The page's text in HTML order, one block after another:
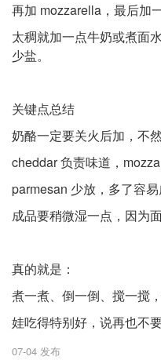
再加 mozzarella，最后加
太稠就加一点牛奶或煮面
少盐。
关键点总结
奶酪一定要关火后加，不
cheddar 负责味道，
parmesan 少放，多了容易
成品要稍微湿一点，因为
真的就是：
煮一煮、倒一倒、搅一搅
娃吃得特别好，说再也不
07-04 发布